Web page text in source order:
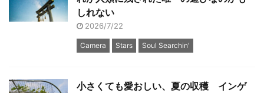
しれない
2026/7/22
Camera Stars Soul Searchin'
小さくても愛おしい、夏の収穫 インゲ